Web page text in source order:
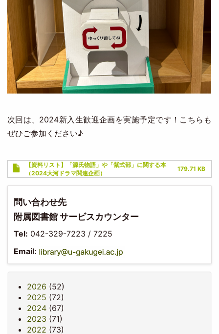
次回は、2024新入生歓迎企画を実施予定です！こちらも
ぜひご参加ください♪
Document【資料リスト】「源氏物語」や「紫式部」に関する本
（2024大河ドラマ関連企画）
179.71 KB
問い合わせ先
附属図書館 サービスカウンター
Tel: 042-329-7223 / 7225
Email:
2026 (52)
2025 (72)
2024(67)
2023 (71)
2022 (73)